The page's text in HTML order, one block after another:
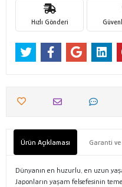
Hızlı Gönderi
Ürün Açıklaması Garanti ve
Dünyanın en huzurlu, en uzun
Japonların yaşam felsefesinin